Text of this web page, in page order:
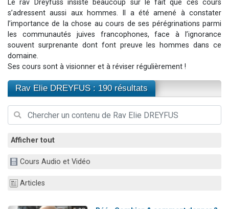
2 nouvelles musiques dans Torah-Box Music
2 personnes viennent de faire un don pour 1 Journée de Vacances Pour les Enfants
Le rav Dreyfuss insiste beaucoup sur le fait que ces cours
s’adressent aussi aux hommes. Il a été amené à constater
l’importance de la chose au cours de ses pérégrinations parmi
les communautés juives francophones, face à l’ignorance
souvent surprenante dont font preuve les hommes dans ce
domaine.
Ses cours sont à visionner et à réviser régulièrement !
Rav Elie DREYFUS : 190 résultats
Afficher tout
Cours Audio et Vidéo
Articles